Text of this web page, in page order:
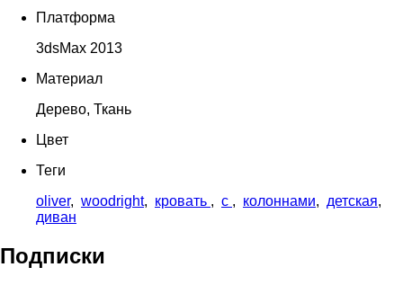
Платформа
3dsMax 2013
Материал
Дерево, Ткань
Цвет
Теги
oliver, woodright, кровать , с , колоннами, детская,
диван
Подписки